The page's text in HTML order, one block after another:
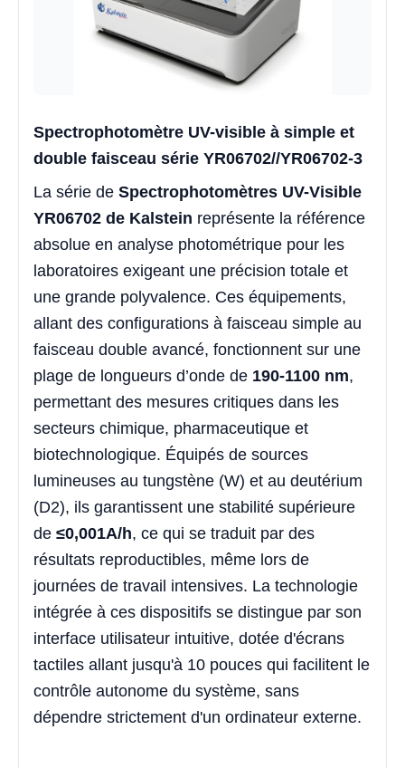
Spectrophotomètre UV-visible à simple et
double faisceau série YR06702//YR06702-3
La série de Spectrophotomètres UV-Visible
YR06702 de Kalstein représente la référence
absolue en analyse photométrique pour les
laboratoires exigeant une précision totale et
une grande polyvalence. Ces équipements,
allant des configurations à faisceau simple au
faisceau double avancé, fonctionnent sur une
plage de longueurs d’onde de 190-1100 nm,
permettant des mesures critiques dans les
secteurs chimique, pharmaceutique et
biotechnologique. Équipés de sources
lumineuses au tungstène (W) et au deutérium
(D2), ils garantissent une stabilité supérieure
de ≤0,001A/h, ce qui se traduit par des
résultats reproductibles, même lors de
journées de travail intensives. La technologie
intégrée à ces dispositifs se distingue par son
interface utilisateur intuitive, dotée d'écrans
tactiles allant jusqu'à 10 pouces qui facilitent le
contrôle autonome du système, sans
dépendre strictement d'un ordinateur externe.